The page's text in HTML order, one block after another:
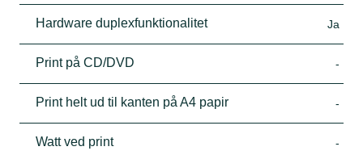
Hardware duplexfunktionalitet Ja
Print på CD/DVD -
Print helt ud til kanten på A4 papir -
Watt ved print -